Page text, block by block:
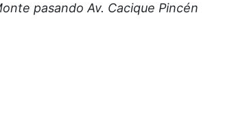
pasando Av. Cacique Pincén